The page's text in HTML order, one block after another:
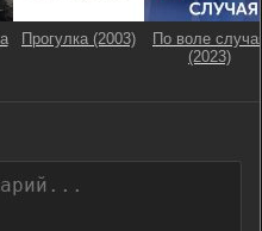
Прогулка (2003)
По воле
(2023)